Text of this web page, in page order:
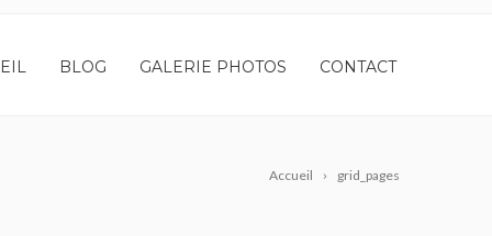
BLOG GALERIE PHOTOS CONTACT
Accueil grid_pages